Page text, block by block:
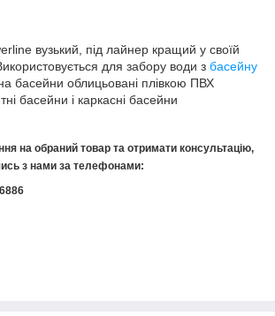
вузький, під лайнер кращий у своїй
Використовується для забору води з басейну
басейни облицьовані плівкою ПВХ
басейни і каркасні басейни
на обраний товар та отримати консультацію,
з нами за телефонами: